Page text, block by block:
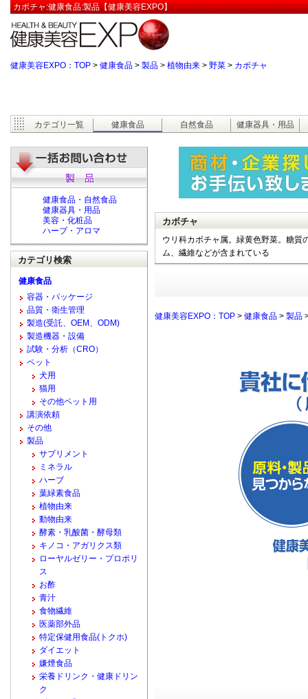
カボチャ:健康食品:製品【健康美容EXPO】
健康美容EXPO：TOP > 健康食品 > 製品 > 植物由来 > 野菜 > カボチャ
カテゴリ一覧 健康食品 自然食品 健康器具・用品
カボチャ
ウリ科カボチャ属。緑黄色野菜。糖質
ム、繊維などが含まれている
健康美容EXPO：TOP > 健康食品 > 製品
健康食品・自然食品
健康器具・用品
美容・化粧品
ハーブ・アロマ
カテゴリ検索
健康食品
容器・パッケージ
品質・衛生管理
製造(受託、OEM、ODM)
製造機器・設備
試験・分析（CRO）
ペット
犬用
猫用
その他ペット用
講演依頼
その他
製品
サプリメント
ミネラル
ハーブ
葉緑素食品
植物由来
動物由来
酵素・乳酸菌・酵母類
キノコ・アガリクス類
ローヤルゼリー・プロポリ
ス
お酢
青汁
食物繊維
医薬部外品
特定保健用食品(トクホ)
ダイエット
嫌煙食品
栄養ドリンク・健康ドリン
ク